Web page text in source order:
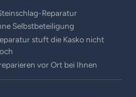
Reparatur
Selbstbeteiligung
stuft die Kasko nicht
vor Ort bei Ihnen